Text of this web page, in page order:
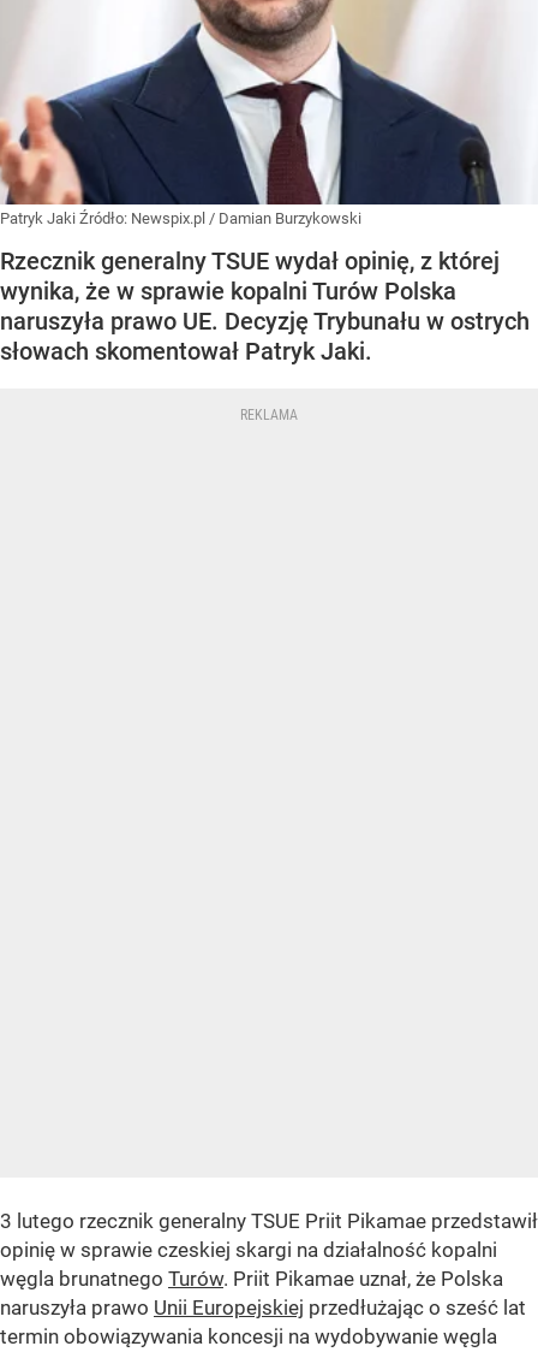
Patryk Jaki Źródło: Newspix.pl / Damian Burzykowski
Rzecznik generalny TSUE wydał opinię, z której
wynika, że w sprawie kopalni Turów Polska
naruszyła prawo UE. Decyzję Trybunału w ostrych
słowach skomentował Patryk Jaki.
3 lutego rzecznik generalny TSUE Priit Pikamae przedstawił
opinię w sprawie czeskiej skargi na działalność kopalni
węgla brunatnego Turów. Priit Pikamae uznał, że Polska
naruszyła prawo Unii Europejskiej przedłużając o sześć lat
termin obowiązywania koncesji na wydobywanie węgla